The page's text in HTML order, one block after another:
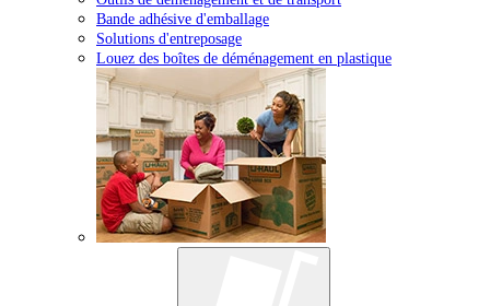
Bande adhésive d'emballage
Solutions d'entreposage
Louez des boîtes de déménagement en plastique